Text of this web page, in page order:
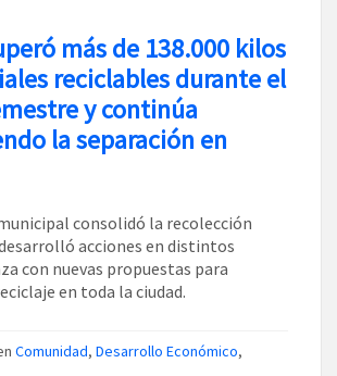
más de 138.000 kilos
reciclables durante el
y continúa
la separación en
consolidó la recolección
acciones en distintos
con nuevas propuestas para
en toda la ciudad.
Comunidad, Desarrollo Económico,